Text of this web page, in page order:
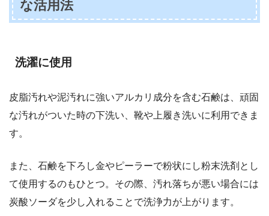
な活用法
洗濯に使用
皮脂汚れや泥汚れに強いアルカリ成分を含む石鹸は、頑固
な汚れがついた時の下洗い、靴や上履き洗いに利用できま
す。
また、石鹸を下ろし金やピーラーで粉状にし粉末洗剤とし
て使用するのもひとつ。その際、汚れ落ちが悪い場合には
炭酸ソーダを少し入れることで洗浄力が上がります。